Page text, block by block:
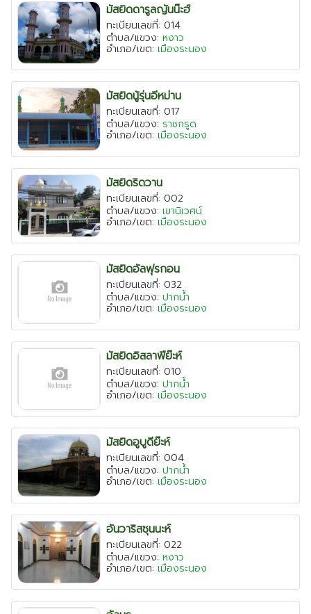
มัสยิดดารูลญันน๊ะฮ์
ทะเบียนเลขที่: 014
ตำบล/แขวง: หงาว
อำเภอ/เขต: เมืองระนอง
มัสยิดนู้รุ่นอีหม่าน
ทะเบียนเลขที่: 017
ตำบล/แขวง: ราชกรูด
อำเภอ/เขต: เมืองระนอง
มัสยิดริดวาน
ทะเบียนเลขที่: 002
ตำบล/แขวง: เขานิเวศน์
อำเภอ/เขต: เมืองระนอง
มัสยิดอัลฟุรกอน
ทะเบียนเลขที่: 032
ตำบล/แขวง: ปากน้ำ
อำเภอ/เขต: เมืองระนอง
มัสยิดอิสลาฟีย๊ะห์
ทะเบียนเลขที่: 010
ตำบล/แขวง: ปากน้ำ
อำเภอ/เขต: เมืองระนอง
มัสยิดอูบูดีย๊ะห์
ทะเบียนเลขที่: 004
ตำบล/แขวง: ปากน้ำ
อำเภอ/เขต: เมืองระนอง
อันวาริสซุนนะห์
ทะเบียนเลขที่: 022
ตำบล/แขวง: หงาว
อำเภอ/เขต: เมืองระนอง